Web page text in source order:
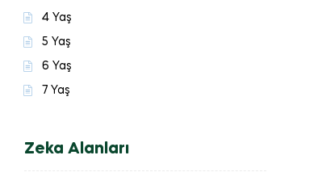
4 Yaş
5 Yaş
6 Yaş
7 Yaş
Zeka Alanları